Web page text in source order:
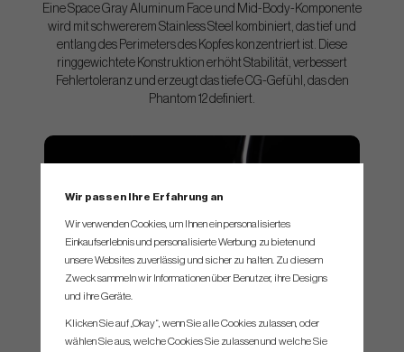
Eine Space Gray Aluminum Face und Mid-Body-Komponente
wird mit schwererem Stainless Steel kombiniert, das tief und
entlang des Perimeters des Kopfes konzentriert ist. Diese
ringgewichtete Konstruktion erhöht Stabilität, verbessert
Fehlertoleranz und erzeugt das tiefe CG-Gefühl, das den
Phantom 12 definiert.
Wir passen Ihre Erfahrung an
Wir verwenden Cookies, um Ihnen ein personalisiertes
Einkaufserlebnis und personalisierte Werbung zu bieten und
unsere Websites zuverlässig und sicher zu halten. Zu diesem
Zweck sammeln wir Informationen über Benutzer, ihre Designs
und ihre Geräte.
Klicken Sie auf „Okay“, wenn Sie alle Cookies zulassen, oder
wählen Sie aus, welche Cookies Sie zulassen und welche Sie